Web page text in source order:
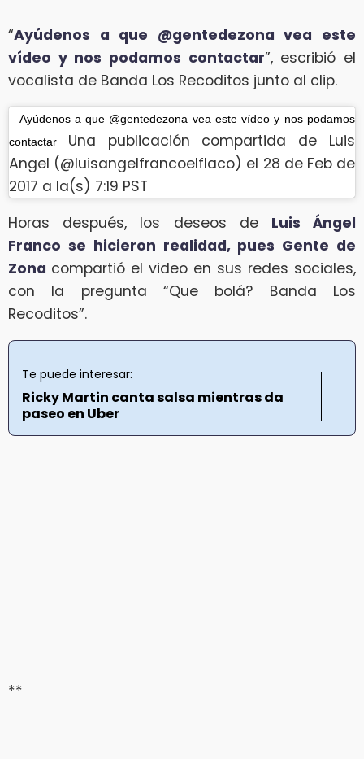
“Ayúdenos a que @gentedezona vea este
vídeo y nos podamos contactar”, escribió el
vocalista de Banda Los Recoditos junto al clip.
Ayúdenos a que @gentedezona vea este vídeo y nos podamos
contactar Una publicación compartida de Luis
Angel (@luisangelfrancoelflaco) el 28 de Feb de
2017 a la(s) 7:19 PST
Horas después, los deseos de Luis Ángel
Franco se hicieron realidad, pues Gente de
Zona compartió el video en sus redes sociales,
con la pregunta “Que bolá? Banda Los
Recoditos”.
Te puede interesar:
Ricky Martin canta salsa mientras da
paseo en Uber
**